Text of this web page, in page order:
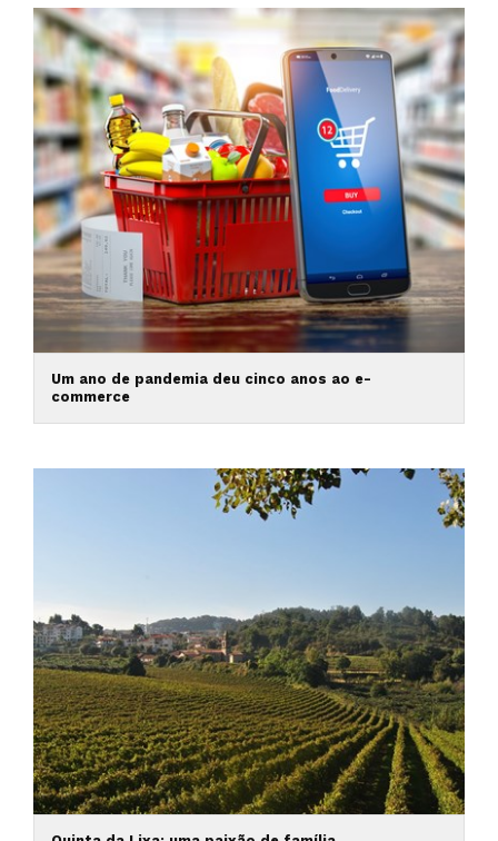
Um ano de pandemia deu cinco anos ao e-
commerce